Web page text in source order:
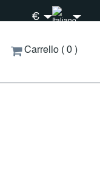
€
Carrello 0